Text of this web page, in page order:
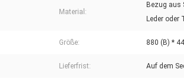
Material:
Bezug aus
Leder oder
Größe: 880 (B) *
Lieferfrist: Auf dem